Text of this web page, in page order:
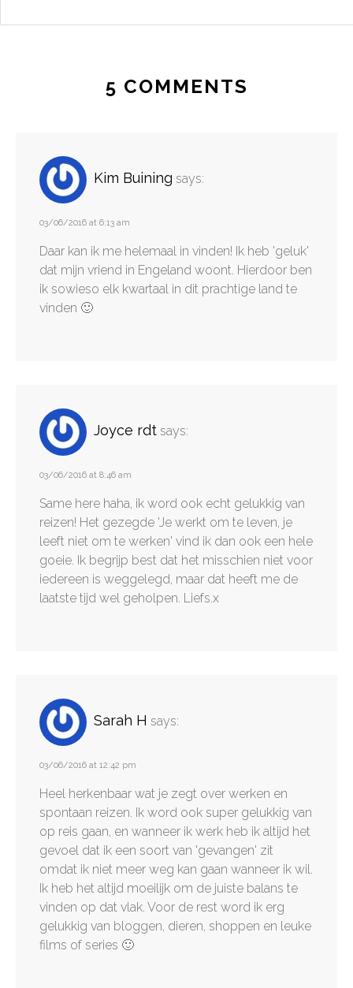
5 COMMENTS
Kim Buining says:
03/06/2016 at 6:13 am
Daar kan ik me helemaal in vinden! Ik heb 'geluk'
dat mijn vriend in Engeland woont. Hierdoor ben
ik sowieso elk kwartaal in dit prachtige land te
vinden 🙂
Joyce rdt says:
03/06/2016 at 8:46 am
Same here haha, ik word ook echt gelukkig van
reizen! Het gezegde 'Je werkt om te leven, je
leeft niet om te werken' vind ik dan ook een hele
goeie. Ik begrijp best dat het misschien niet voor
iedereen is weggelegd, maar dat heeft me de
laatste tijd wel geholpen. Liefs.x
Sarah H says:
03/06/2016 at 12:42 pm
Heel herkenbaar wat je zegt over werken en
spontaan reizen. Ik word ook super gelukkig van
op reis gaan, en wanneer ik werk heb ik altijd het
gevoel dat ik een soort van 'gevangen' zit
omdat ik niet meer weg kan gaan wanneer ik wil.
Ik heb het altijd moeilijk om de juiste balans te
vinden op dat vlak. Voor de rest word ik erg
gelukkig van bloggen, dieren, shoppen en leuke
films of series 🙂